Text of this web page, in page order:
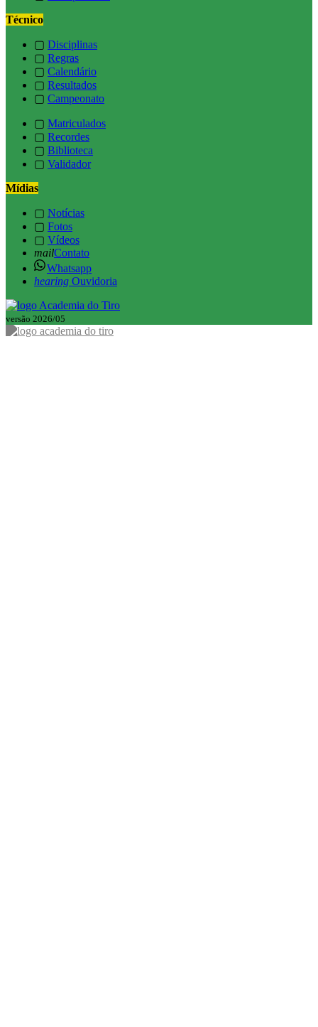
Técnico
▢ Disciplinas
▢ Regras
▢ Calendário
▢ Resultados
▢ Campeonato
▢ Matriculados
▢ Recordes
▢ Biblioteca
▢ Validador
Mídias
▢ Notícias
▢ Fotos
▢ Vídeos
mailContato
Whatsapp
hearing Ouvidoria
versão 2026/05